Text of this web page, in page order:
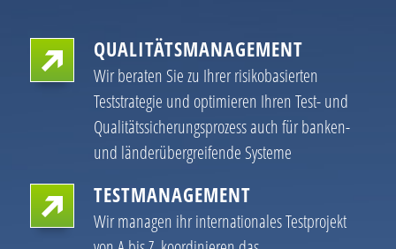
QUALITÄTSMANAGEMENT
Wir beraten Sie zu Ihrer risikobasierten
Teststrategie und optimieren Ihren Test- und
Qualitätssicherungsprozess auch für banken-
und länderübergreifende Systeme
TESTMANAGEMENT
Wir managen ihr internationales Testprojekt